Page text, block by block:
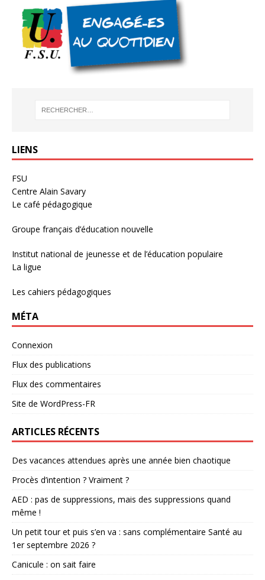
LIENS
FSU
Centre Alain Savary
Le café pédagogique
Groupe français d’éducation nouvelle
Institut national de jeunesse et de l’éducation populaire
La ligue
Les cahiers pédagogiques
MÉTA
Connexion
Flux des publications
Flux des commentaires
Site de WordPress-FR
ARTICLES RÉCENTS
Des vacances attendues après une année bien chaotique
Procès d’intention ? Vraiment ?
AED : pas de suppressions, mais des suppressions quand
même !
Un petit tour et puis s’en va : sans complémentaire Santé au
1er septembre 2026 ?
Canicule : on sait faire